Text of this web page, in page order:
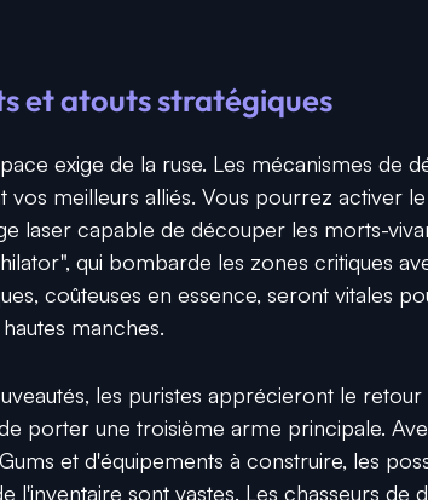
et atouts stratégiques
exige de la ruse. Les mécanismes de
vos meilleurs alliés. Vous pourrez activer
laser capable de découper les morts-
qui bombarde les zones critiques
coûteuses en essence, seront vitales
manches.
les puristes apprécieront le
porter une troisième arme principale.
et d'équipements à construire, les
l'inventaire sont vastes. Les chasseurs de